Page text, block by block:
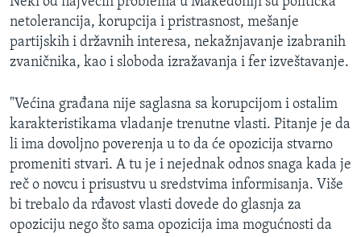
netolerancija, korupcija i pristrasnost, mešanje
partijskih i državnih interesa, nekažnjavanje izabranih
zvaničnika, kao i sloboda izražavanja i fer izveštavanje.
"Većina građana nije saglasna sa korupcijom i ostalim
karakteristikama vladanje trenutne vlasti. Pitanje je da
li ima dovoljno poverenja u to da će opozicija stvarno
promeniti stvari. A tu je i nejednak odnos snaga kada je
reč o novcu i prisustvu u sredstvima informisanja. Više
bi trebalo da rđavost vlasti dovede do glasnja za
opoziciju nego što sama opozicija ima mogućnosti da